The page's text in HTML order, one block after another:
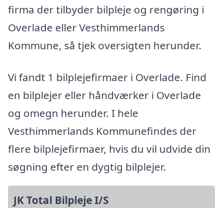
firma der tilbyder bilpleje og rengøring i
Overlade eller Vesthimmerlands
Kommune, så tjek oversigten herunder.
Vi fandt 1 bilplejefirmaer i Overlade. Find
en bilplejer eller håndværker i Overlade
og omegn herunder. I hele
Vesthimmerlands Kommunefindes der
flere bilplejefirmaer, hvis du vil udvide din
søgning efter en dygtig bilplejer.
JK Total Bilpleje I/S